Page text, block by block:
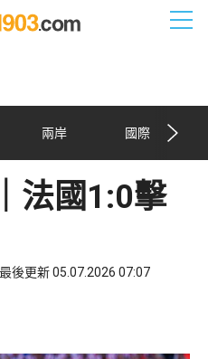
兩岸 國際
法國1:0擊
最後更新 05.07.2026 07:07